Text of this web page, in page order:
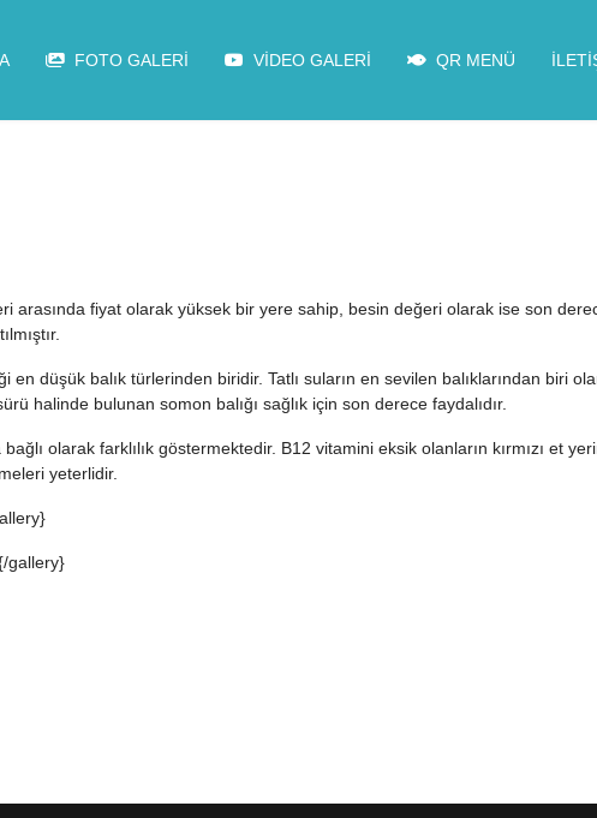
FOTO GALERİ VİDEO GALERİ QR MENÜ
arasında fiyat olarak yüksek bir yere sahip, besin değeri olarak ise son
düşük balık türlerinden biridir. Tatlı suların en sevilen balıklarından biri
halinde bulunan somon balığı sağlık için son derece faydalıdır.
olarak farklılık göstermektedir. B12 vitamini eksik olanların kırmızı et
yeterlidir.
gallery}